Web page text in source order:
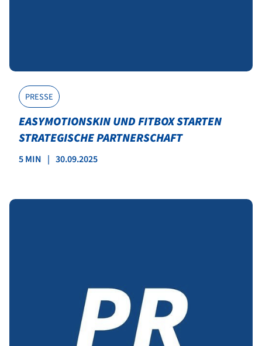
PRESSE
EASYMOTIONSKIN UND FITBOX STARTEN
STRATEGISCHE PARTNERSCHAFT
5 MIN | 30.09.2025